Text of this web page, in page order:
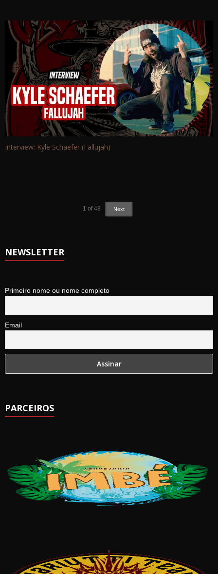
Interview: Kyle Schaefer (Fallujah)
1 of 48 Next
NEWSLETTER
Primeiro nome ou nome completo
Email
PARCEIROS